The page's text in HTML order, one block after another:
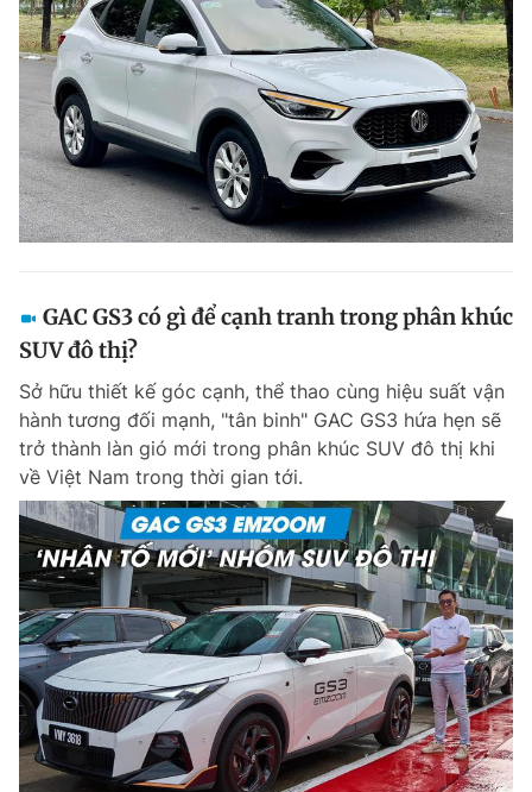
GAC GS3 có gì để cạnh tranh trong phân khúc
SUV đô thị?
Sở hữu thiết kế góc cạnh, thể thao cùng hiệu suất vận
hành tương đối mạnh, "tân binh" GAC GS3 hứa hẹn sẽ
trở thành làn gió mới trong phân khúc SUV đô thị khi
về Việt Nam trong thời gian tới.